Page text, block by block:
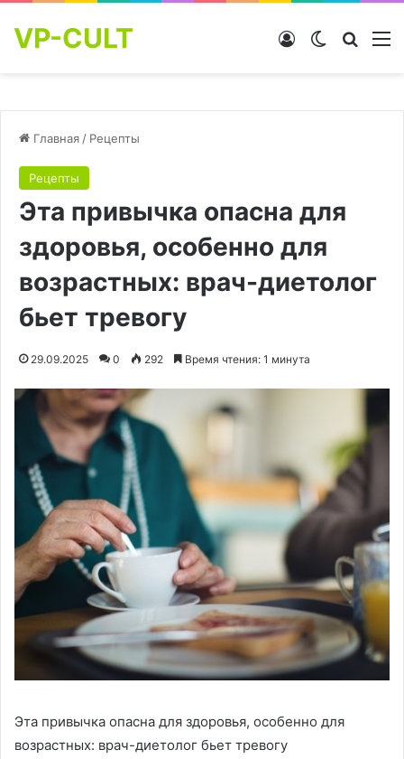
VP-CULT Switch skin
Войти
Главная / Рецепты
Рецепты
Эта привычка опасна для
здоровья, особенно для
возрастных: врач-диетолог
бьет тревогу
29.09.2025 0 292 Время чтения: 1 минута
Эта привычка опасна для здоровья, особенно для
возрастных: врач-диетолог бьет тревогу